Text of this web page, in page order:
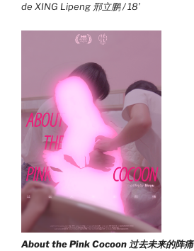
de XING Lipeng 邢立鹏 / 18’
About the Pink Cocoon 过去未来的阵痛